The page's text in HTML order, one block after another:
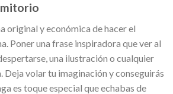
original y económica de hacer el
Poner una frase inspiradora que ver al
una ilustración o cualquier
Deja volar tu imaginación y conseguirás
es toque especial que echabas de